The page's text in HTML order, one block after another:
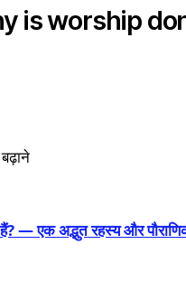
is worship
हैं? — एक अद्भुत रहस्य और